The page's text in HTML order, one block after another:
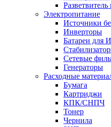
Электропитание
Источники
Инверторы
Батареи для
Сетевые
Генераторы
Расходные
Бумага
Картриджи
КПК/СНПЧ
Тонер
Чернила